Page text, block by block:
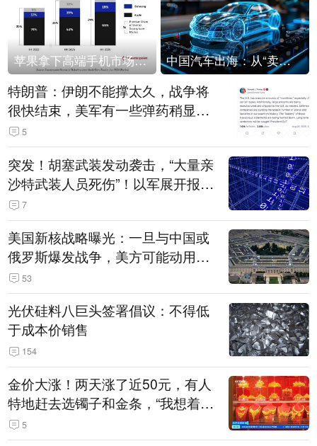
苹果拿下高端手机市场65%的份额：iPhone 17系列功不可没 中国汽车出海：从“卖出去”到“走进去”
特朗普：伊朗不能撑太久，战争将
很快结束，美军有一些弹药稍显紧
张！伊朗公布拟议的海峡管理文本
5
突发！胡塞武装发动袭击，“大量亲
沙特武装人员死伤”！以军展开报复
性空袭
7
美国新核战略曝光：一旦与中国或
俄罗斯爆发战争，美方可能动用战
术核武器
53
光伏硅料八巨头签署倡议：不得低
于成本价销售
154
金价大涨！两天涨了近50元，有人
特地赶去选镯子和金条，“我想着买
起来可以保值，小批量进一些货”
5